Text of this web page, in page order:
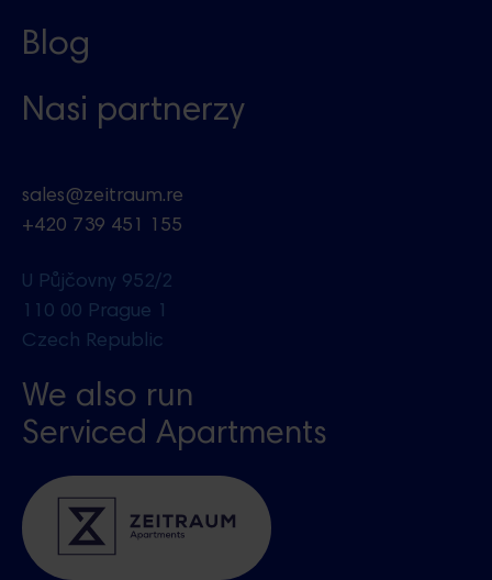
Blog
Nasi partnerzy
sales@zeitraum.re
+420 739 451 155
U Půjčovny 952/2
110 00 Prague 1
Czech Republic
We also run
Serviced Apartments